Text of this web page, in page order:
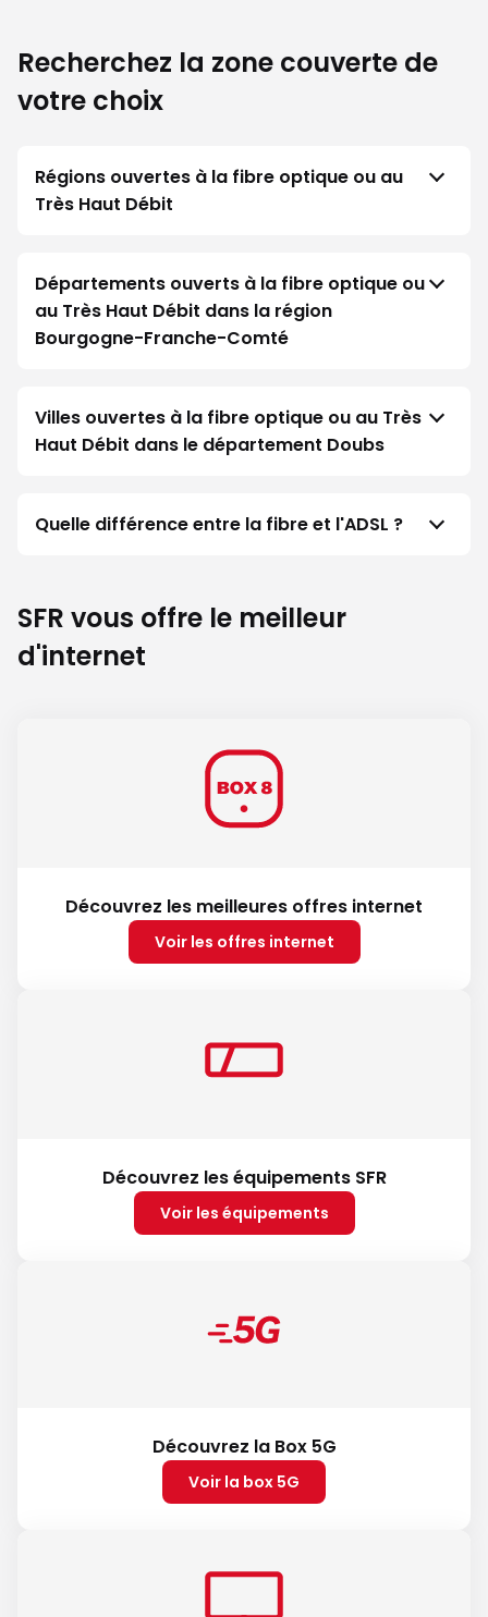
Recherchez la zone couverte de
votre choix
Régions ouvertes à la fibre optique ou au
Très Haut Débit
Départements ouverts à la fibre optique ou
au Très Haut Débit dans la région
Bourgogne-Franche-Comté
Villes ouvertes à la fibre optique ou au Très
Haut Débit dans le département Doubs
Quelle différence entre la fibre et l'ADSL ?
SFR vous offre le meilleur
d'internet
Découvrez les meilleures offres internet
Voir les offres internet
Découvrez les équipements SFR
Voir les équipements
Découvrez la Box 5G
Voir la box 5G